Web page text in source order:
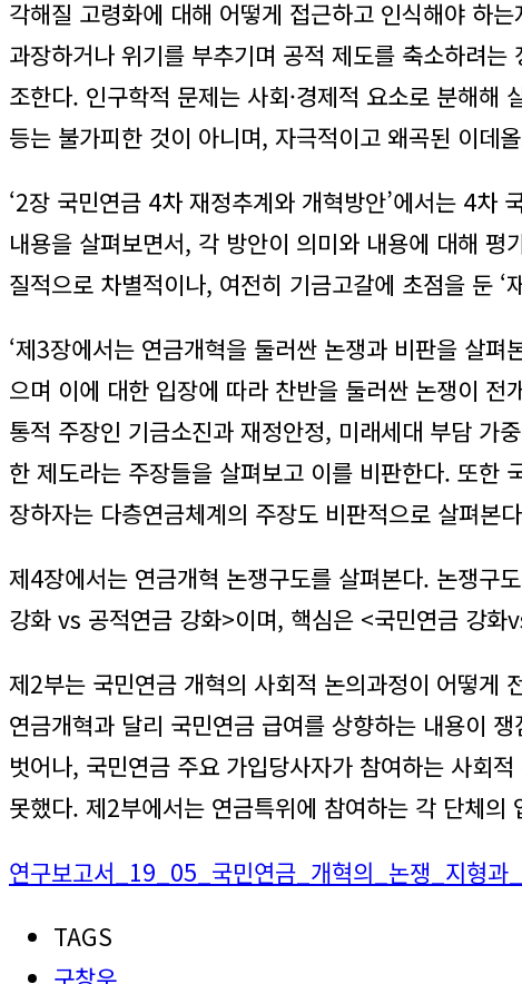
각해질 고령화에 대해 어떻게 접근하고 인식해야 하
과장하거나 위기를 부추기며 공적 제도를 축소하려
조한다. 인구학적 문제는 사회·경제적 요소로 분해해
등는 불가피한 것이 아니며, 자극적이고 왜곡된 이데
‘2장 국민연금 4차 재정추계와 개혁방안’에서는 4차
내용을 살펴보면서, 각 방안이 의미와 내용에 대해
질적으로 차별적이나, 여전히 기금고갈에 초점을 둔
‘제3장에서는 연금개혁을 둘러싼 논쟁과 비판을 살
으며 이에 대한 입장에 따라 찬반을 둘러싼 논쟁이
통적 주장인 기금소진과 재정안정, 미래세대 부담 가
한 제도라는 주장들을 살펴보고 이를 비판한다. 또한
장하자는 다층연금체계의 주장도 비판적으로 살펴본
제4장에서는 연금개혁 논쟁구도를 살펴본다. 논쟁구
강화 vs 공적연금 강화>이며, 핵심은 <국민연금 강화
제2부는 국민연금 개혁의 사회적 논의과정이 어떻게
연금개혁과 달리 국민연금 급여를 상향하는 내용이
벗어나, 국민연금 주요 가입당사자가 참여하는 사회
못했다. 제2부에서는 연금특위에 참여하는 각 단체
TAGS
구창우